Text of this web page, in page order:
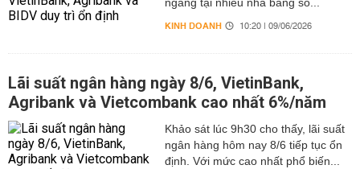
KINH DOANH 10:20 | 09/06/2026
Lãi suất ngân hàng ngày 8/6, VietinBank,
Agribank và Vietcombank cao nhất 6%/năm
Khảo sát lúc 9h30 cho thấy, lãi suất
ngân hàng hôm nay 8/6 tiếp tục ổn
định. Với mức cao nhất phổ biến...